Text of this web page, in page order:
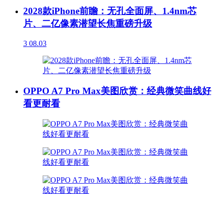
2028款iPhone前瞻：无孔全面屏、1.4nm芯
片、二亿像素潜望长焦重磅升级
3 08.03
OPPO A7 Pro Max美图欣赏：经典微笑曲线好
看更耐看